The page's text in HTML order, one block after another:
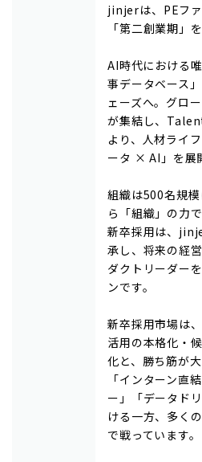
jinjerは、PEフ
「第二創業期」
AI時代における
事データベース
ェーズへ。グロ
が集結し、
より、人材ライ
ータ × AI」を展
組織は500名規
ら「組織」の力
新卒採用は、
承し、将来の経
ダクトリーダー
ンです。
新卒採用市場は
活用の本格化・
化と、勝ち筋が
「インターン直
ー」「データド
ける一方、多く
で戦っています。